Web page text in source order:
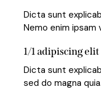
Dicta sunt
Nemo enim
1/1 adipiscing elit
Dicta sunt
sed do magna quia.